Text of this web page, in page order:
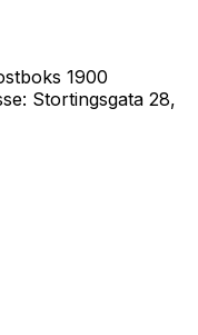
1900
Stortingsgata 28,